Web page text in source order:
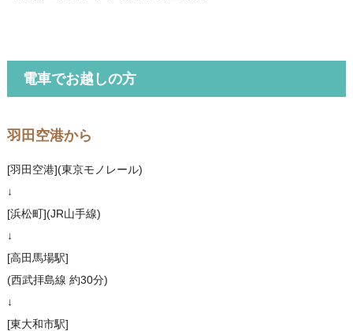
電車でお越しの方
羽田空港から
[羽田空港](東京モノレール)
↓
[浜松町](JR山手線)
↓
[高田馬場駅]
(西武拝島線 約30分)
↓
[東大和市駅]